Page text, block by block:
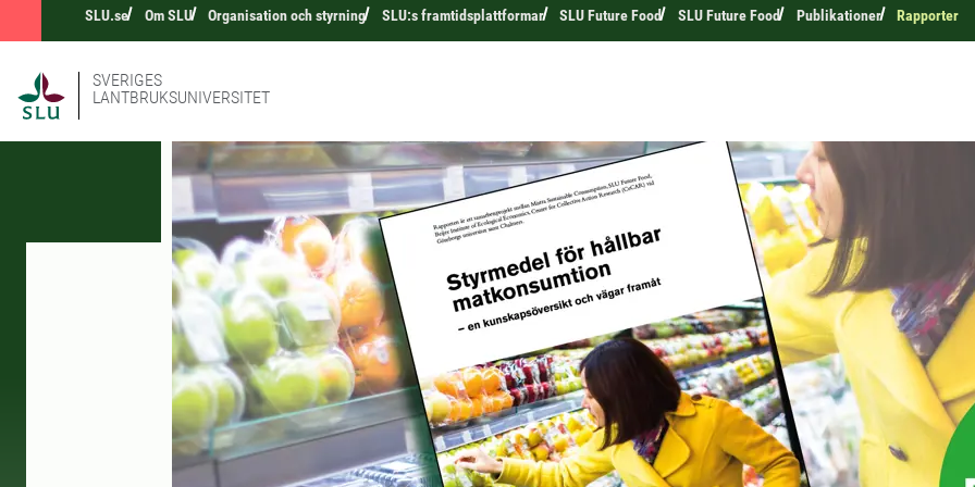
SLU.se Om SLU Organisation och styrning SLU:s framtidsplattformar SLU Future Food SLU Future Food Publikationer Rapporter
SVERIGES
LANTBRUKSUNIVERSITET